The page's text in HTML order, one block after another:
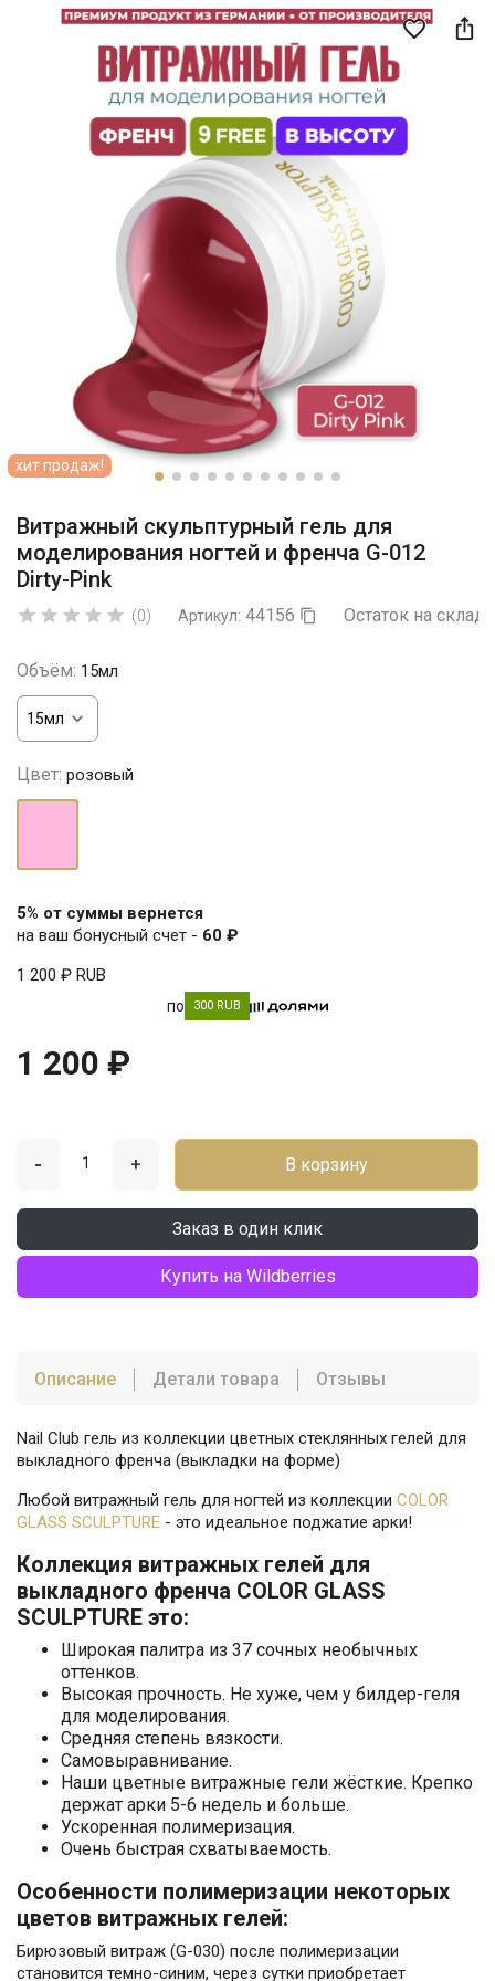
favorite_border 
хит продаж!
Витражный скульптурный гель для
моделирования ногтей и френча G-012
Dirty-Pink
     (0) Артикул: 44156  Остаток на
Объём: 15мл
Цвет: розовый
5% от суммы вернется
на ваш бонусный счет - 60 ₽
1 200 ₽ RUB
по 300 RUB
1 200 ₽
- + В корзину
Заказ в один клик
Купить на Wildberries
Описание Детали товара Отзывы
Nail Club гель из коллекции цветных стеклянных гелей для
выкладного френча (выкладки на форме)
Любой витражный гель для ногтей из коллекции COLOR
GLASS SCULPTURE - это идеальное поджатие арки!
Коллекция витражных гелей для
выкладного френча COLOR GLASS
SCULPTURE это:
Широкая палитра из 37 сочных необычных
оттенков.
Высокая прочность. Не хуже, чем у билдер-геля
для моделирования.
Средняя степень вязкости.
Самовыравнивание.
Наши цветные витражные гели жёсткие. Крепко
держат арки 5-6 недель и больше.
Ускоренная полимеризация.
Очень быстрая схватываемость.
Особенности полимеризации некоторых
цветов витражных гелей:
Бирюзовый витраж (G-030) после полимеризации
становится темно-синим, через сутки приобретает